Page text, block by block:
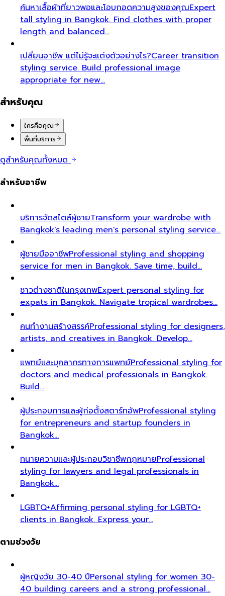
ค้นหาเสื้อผ้าที่ยาวพอและโอบกอดความสูงของคุณExpert
tall styling in Bangkok. Find clothes with proper
length and balanced…
เปลี่ยนอาชีพ แต่ไม่รู้จะแต่งตัวอย่างไร?Career transition
styling service. Build professional image
appropriate for new…
สำหรับคุณ
ใครคือคุณ
พื้นที่บริการ
ดูสำหรับคุณทั้งหมด
สำหรับอาชีพ
บริการจัดสไตล์ผู้ชายTransform your wardrobe with
Bangkok's leading men's personal styling service…
ผู้ชายมืออาชีพProfessional styling and shopping
service for men in Bangkok. Save time, build…
ชาวต่างชาติในกรุงเทพExpert personal styling for
expats in Bangkok. Navigate tropical wardrobes…
คนทำงานสร้างสรรค์Professional styling for designers,
artists, and creatives in Bangkok. Develop…
แพทย์และบุคลากรทางการแพทย์Professional styling for
doctors and medical professionals in Bangkok.
Build…
ผู้ประกอบการและผู้ก่อตั้งสตาร์ทอัพProfessional styling
for entrepreneurs and startup founders in
Bangkok…
ทนายความและผู้ประกอบวิชาชีพกฎหมายProfessional
styling for lawyers and legal professionals in
Bangkok…
LGBTQ+Affirming personal styling for LGBTQ+
clients in Bangkok. Express your…
ตามช่วงวัย
ผู้หญิงวัย 30-40 ปีPersonal styling for women 30-
40 building careers and a strong professional…